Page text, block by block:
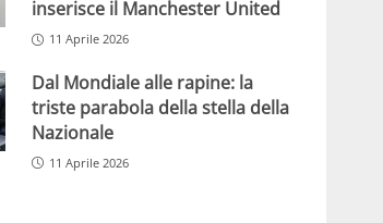
inserisce il Manchester United
11 Aprile 2026
Dal Mondiale alle rapine: la
triste parabola della stella della
Nazionale
11 Aprile 2026